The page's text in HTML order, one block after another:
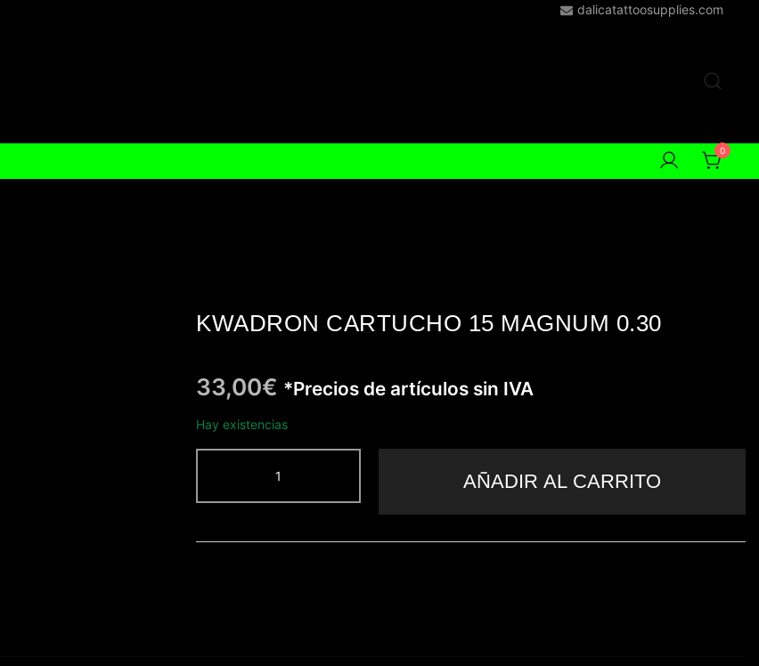
dalicatattoosupplies.com
0
KWADRON CARTUCHO 15 MAGNUM 0.30
33,00€ *Precios de artículos sin IVA
Hay existencias
CARTUCHO
15
AÑADIR AL CARRITO